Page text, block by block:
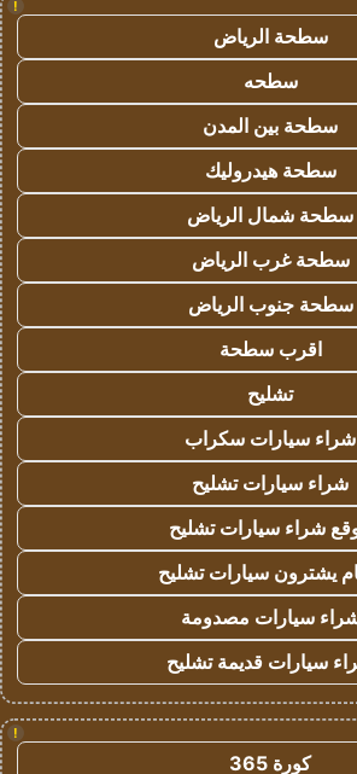
!
سطحة الرياض
سطحه
سطحة بين المدن
سطحة هيدروليك
سطحة شمال الرياض
سطحة غرب الرياض
سطحة جنوب الرياض
اقرب سطحة
تشليح
شراء سيارات سكراب
شراء سيارات تشليح
شراء سيارات تشليح
يشترون سيارات تشليح
سيارات مصدومة
سيارات قديمة تشليح
!
كورة 365